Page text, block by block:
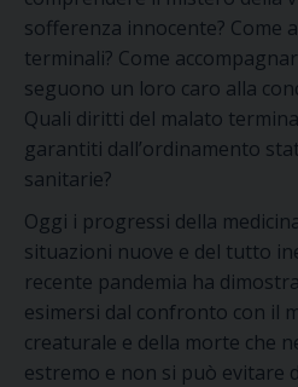
sofferenza innocente? Come
terminali? Come
seguono un loro caro alla
Quali diritti del malato
garantiti dall’ordinamento
sanitarie?
Oggi i progressi della
situazioni nuove e del tutto
recente pandemia ha
esimersi dal confronto con il
creaturale e della morte che
estremo e non si può evitare